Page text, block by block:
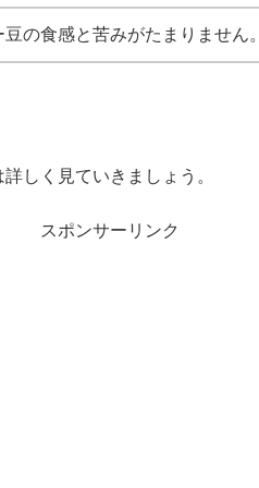
の食感と苦みがたまりません。
しく見ていきましょう。
スポンサーリンク